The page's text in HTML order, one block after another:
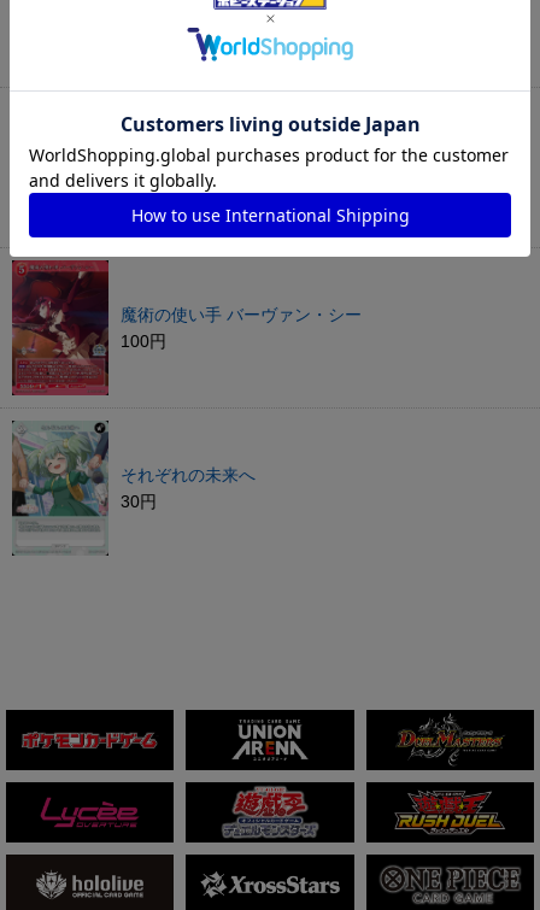
戒めの令呪
380円
魔術の使い手 バーヴァン・シー
100円
それぞれの未来へ
30円